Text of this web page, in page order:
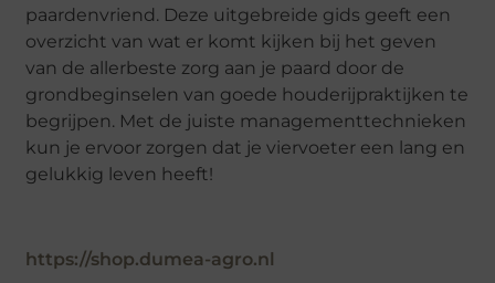
paardenvriend. Deze uitgebreide gids geeft een
overzicht van wat er komt kijken bij het geven
van de allerbeste zorg aan je paard door de
grondbeginselen van goede houderijpraktijken te
begrijpen. Met de juiste managementtechnieken
kun je ervoor zorgen dat je viervoeter een lang en
gelukkig leven heeft!
https://shop.dumea-agro.nl